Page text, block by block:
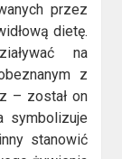
przez
dietę.
na
z
– został on
symbolizuje
stanowić